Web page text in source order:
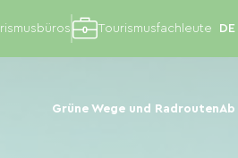
Grüne Wege und Radrouten
Tourismusfachleute